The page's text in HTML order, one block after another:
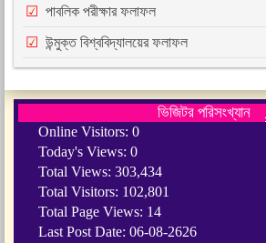
পাবলিক পরীক্ষার ফলাফল
উন্মুক্ত বিশ্ববিদ্যালয়ের ফলাফল
ভিজিটর পরিসংখ্যান
Online Visitors: 0
Today's Views: 0
Total Views: 303,434
Total Visitors: 102,801
Total Page Views: 14
Last Post Date: 06-08-2626